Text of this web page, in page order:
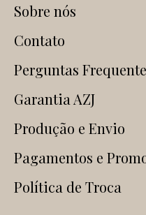
Sobre nós
Contato
Perguntas
Garantia AZJ
Produção e Envio
Pagamentos e
Política de Troca